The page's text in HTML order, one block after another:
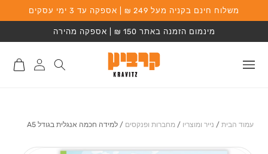
המשך לתוכן
משלוח חינם בקניה מעל 249 ₪ | אספקה עד 3 ימי עסקים
מינמום הזמנה באתר 150 ₪ | אספקה מהירה
התחברות
לאתר
סל
קניות
עמוד הבית / נייר ומוצריו / מחברות ופנקסים / למידה חכמה אנגלית בגודל A5